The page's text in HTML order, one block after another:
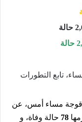
تابع التطورات
قوجة مساء أمس، عن
78 حالة وفاة، و